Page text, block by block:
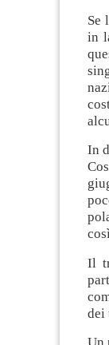
Se
in
In
Il
dei